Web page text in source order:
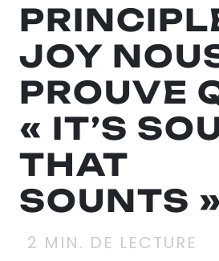
JOY
PROUVE
« IT’S
THAT
SOUNTS
2 MIN. DE LECTURE